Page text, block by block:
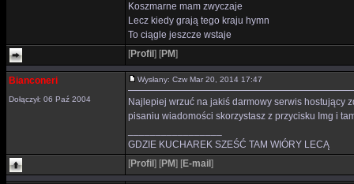
Koszmarne mam zwyczaje
Lecz kiedy grają tego kraju hymn
To ciągle jeszcze wstaje
[Profil ] [PM]
Bianconeri
Dołączył: 06 Paź 2004
Wysłany: Czw Mar 20, 2014 17:47
Najlepiej wrzuć na jakiś darmowy serwis hostujący
pisaniu wiadomości skorzystasz z przycisku Img i
GDZIE KUCHAREK SZEŚĆ TAM WIÓRY LECĄ
[Profil ] [PM] [E-mail ]